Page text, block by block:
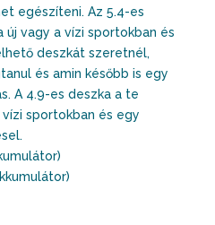
egészíteni. Az 5.4-es
új vagy a vízi sportokban és
deszkát szeretnél,
és amin később is egy
A 4.9-es deszka a te
sportokban és egy